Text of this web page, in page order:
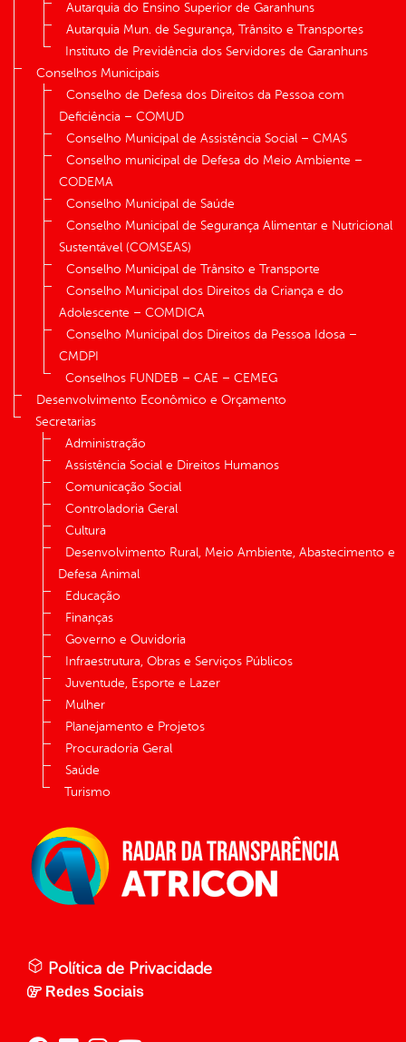
Autarquia do Ensino Superior de Garanhuns
Autarquia Mun. de Segurança, Trânsito e Transportes
Instituto de Previdência dos Servidores de Garanhuns
Conselhos Municipais
Conselho de Defesa dos Direitos da Pessoa com
Deficiência – COMUD
Conselho Municipal de Assistência Social – CMAS
Conselho municipal de Defesa do Meio Ambiente –
CODEMA
Conselho Municipal de Saúde
Conselho Municipal de Segurança Alimentar e Nutricional
Sustentável (COMSEAS)
Conselho Municipal de Trânsito e Transporte
Conselho Municipal dos Direitos da Criança e do
Adolescente – COMDICA
Conselho Municipal dos Direitos da Pessoa Idosa –
CMDPI
Conselhos FUNDEB – CAE – CEMEG
Desenvolvimento Econômico e Orçamento
Secretarias
Administração
Assistência Social e Direitos Humanos
Comunicação Social
Controladoria Geral
Cultura
Desenvolvimento Rural, Meio Ambiente, Abastecimento e
Defesa Animal
Educação
Finanças
Governo e Ouvidoria
Infraestrutura, Obras e Serviços Públicos
Juventude, Esporte e Lazer
Mulher
Planejamento e Projetos
Procuradoria Geral
Saúde
Turismo
Política de Privacidade
Redes Sociais